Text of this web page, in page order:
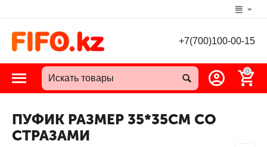
+7(700)100-00-15
0
ПУФИК РАЗМЕР 35*35СМ СО
СТРАЗАМИ